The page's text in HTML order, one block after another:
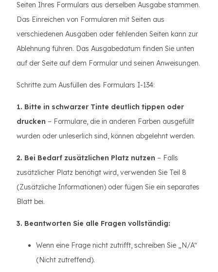
Seiten Ihres Formulars aus derselben Ausgabe stammen.
Das Einreichen von Formularen mit Seiten aus
verschiedenen Ausgaben oder fehlenden Seiten kann zur
Ablehnung führen. Das Ausgabedatum finden Sie unten
auf der Seite auf dem Formular und seinen Anweisungen.
Schritte zum Ausfüllen des Formulars I-134:
1. Bitte in schwarzer Tinte deutlich tippen oder
drucken – Formulare, die in anderen Farben ausgefüllt
wurden oder unleserlich sind, können abgelehnt werden.
2. Bei Bedarf zusätzlichen Platz nutzen – Falls
zusätzlicher Platz benötigt wird, verwenden Sie Teil 8
(Zusätzliche Informationen) oder fügen Sie ein separates
Blatt bei.
3. Beantworten Sie alle Fragen vollständig:
Wenn eine Frage nicht zutrifft, schreiben Sie „N/A“
(Nicht zutreffend).